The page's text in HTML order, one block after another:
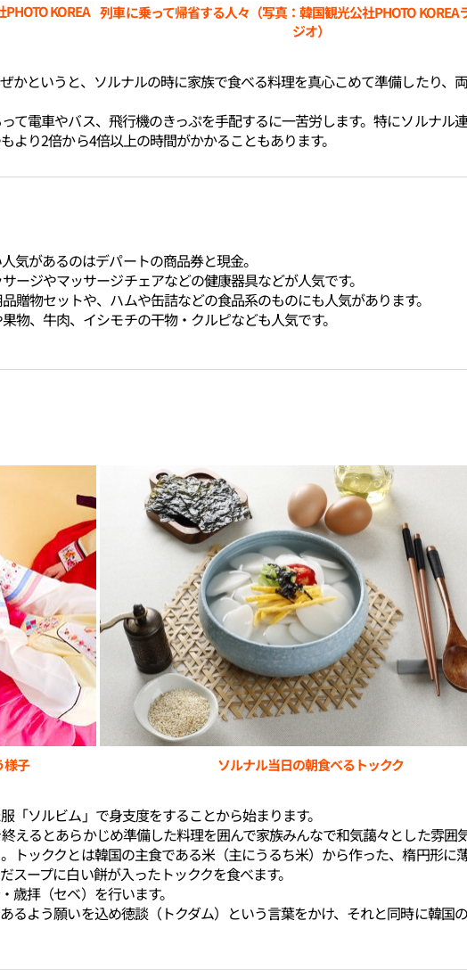
KOREA 列車に乗って帰省する人々（写真：韓国観光公社PHOTO KOREA
ジオ）
というと、ソルナルの時に家族で食べる料理を真心こめて準備したり、
電車やバス、飛行機のきっぷを手配するに一苦労します。特にソルナル
り2倍から4倍以上の時間がかかることもあります。
気があるのはデパートの商品券と現金。
ジやマッサージチェアなどの健康器具などが人気です。
物セットや、ハムや缶詰などの食品系のものにも人気があります。
、牛肉、イシモチの干物・クルピなども人気です。
様子 ソルナル当日の朝食べるトックク
ソルビム」で身支度をすることから始まります。
るとあらかじめ準備した料理を囲んで家族みんなで和気藹々とした雰囲
トッククとは韓国の主食である米（主にうるち米）から作った、楕円形に
ープに白い餅が入ったトッククを食べます。
歳拝（セベ）を行います。
るよう願いを込め徳談（トクダム）という言葉をかけ、それと同時に韓国